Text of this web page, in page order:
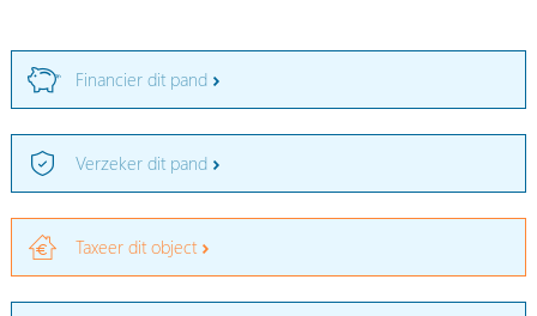
Financier dit pand
Verzeker dit pand
Taxeer dit object